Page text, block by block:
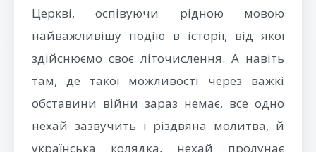
Церкві, оспівуючи рідною мовою
найважливішу подію в історії, від якої
здійснюємо своє літочислення. А навіть
там, де такої можливості через важкі
обставини війни зараз немає, все одно
нехай зазвучить і різдвяна молитва, й
українська колядка, нехай пролунає